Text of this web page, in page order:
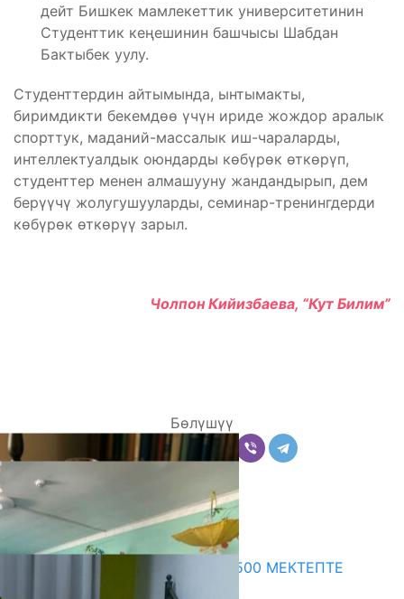
дейт Бишкек мамлекеттик университетинин
Студенттик кеңешинин башчысы Шабдан
Бактыбек уулу.
Студенттердин айтымында, ынтымакты,
биримдикти бекемдөө үчүн ириде жождор аралык
спорттук, маданий-массалык иш-чараларды,
интеллектуалдык оюндарды көбүрөк өткөрүп,
студенттер менен алмашууну жандандырып, дем
берүүчү жолугушууларды, семинар-тренингдерди
көбүрөк өткөрүү зарыл.
Чолпон Кийизбаева, “Кут Билим”
Бөлүшүү
Комментарийлер
Акыркы жаңылыктар
ПРЕЗИДЕНТТИН ЖАРЛЫГЫ: 500 МЕКТЕПТЕ
ШАХМАТ ИЙРИМИ АЧЫЛАТ